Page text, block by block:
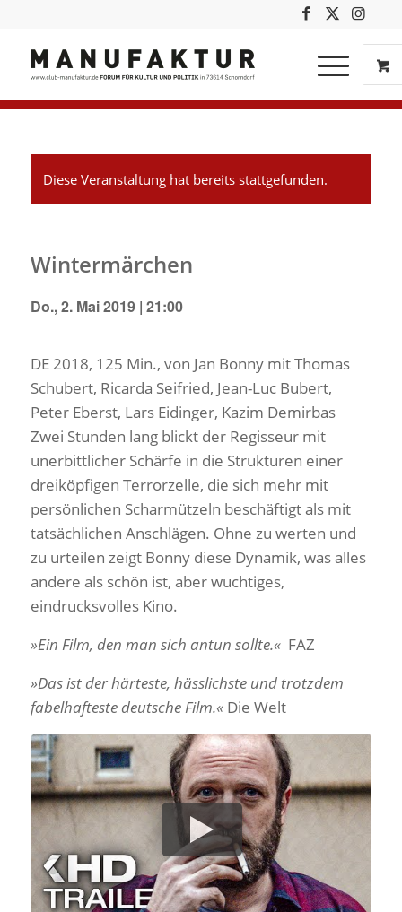
Diese Veranstaltung hat bereits stattgefunden.
Wintermärchen
Do., 2. Mai 2019 | 21:00
DE 2018, 125 Min., von Jan Bonny mit Thomas
Schubert, Ricarda Seifried, Jean-Luc Bubert,
Peter Eberst, Lars Eidinger, Kazim Demirbas
Zwei Stunden lang blickt der Regisseur mit
unerbittlicher Schärfe in die Strukturen einer
dreiköpfigen Terrorzelle, die sich mehr mit
persönlichen Scharmützeln beschäftigt als mit
tatsächlichen Anschlägen. Ohne zu werten und
zu urteilen zeigt Bonny diese Dynamik, was alles
andere als schön ist, aber wuchtiges,
eindrucksvolles Kino.
»Ein Film, den man sich antun sollte.«FAZ
»Das ist der härteste, hässlichste und trotzdem
fabelhafteste deutsche Film.«Die Welt